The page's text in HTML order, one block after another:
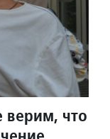
верим, что